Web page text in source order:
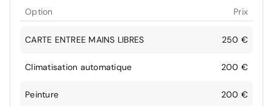
Option Prix
CARTE ENTREE MAINS LIBRES 250 €
Climatisation automatique 200 €
Peinture 200 €